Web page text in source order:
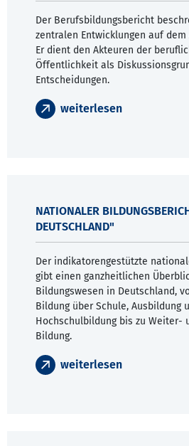
Der Berufsbildungsbericht
zentralen Entwicklungen auf
Er dient den Akteuren der
Öffentlichkeit als
Entscheidungen.
weiterlesen
NATIONALER
DEUTSCHLAND"
Der indikatorengestützte
gibt einen ganzheitlichen
Bildungswesen in Deutschland,
Bildung über Schule, Ausbildung
Hochschulbildung bis zu Weiter-
Bildung.
weiterlesen